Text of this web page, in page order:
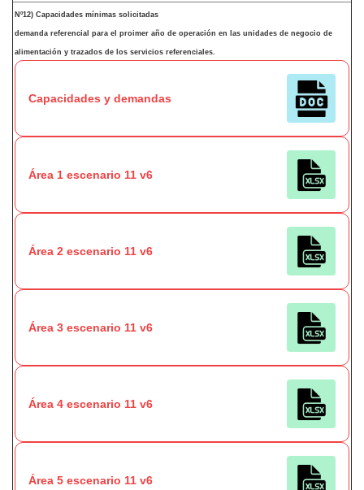
Nº12) Capacidades mínimas solicitadas
demanda referencial para el proimer año de operación en las unidades de negocio de
alimentación y trazados de los servicios referenciales.
Capacidades y demandas
Área 1 escenario 11 v6
Área 2 escenario 11 v6
Área 3 escenario 11 v6
Área 4 escenario 11 v6
Área 5 escenario 11 v6